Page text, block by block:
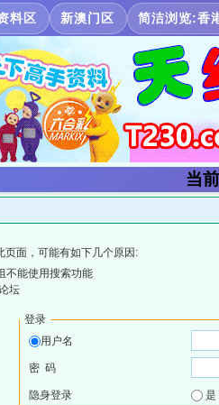
料区 新澳门区 简洁浏览:香
当
页面，可能有如下几个原因:
不能使用搜索功能
坛
登录
用户名
密 码
隐身登录